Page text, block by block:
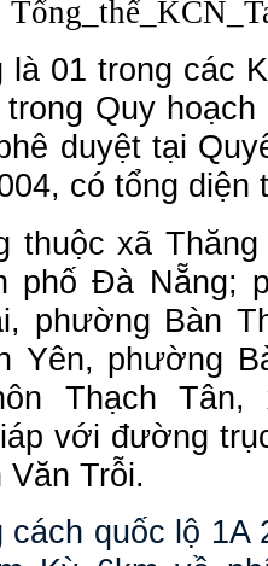
là 01 trong các
Quy
duyệt tại
có tổng diện
thuộc xã
phố Đà Nẵng;
phường Bàn
Yên, phường
Thạch
với đường
Trỗi.
cách quốc lộ